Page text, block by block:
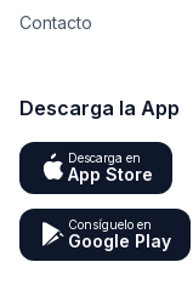
Contacto
Descarga la App
Descarga en
App Store
Consíguelo en
Google Play